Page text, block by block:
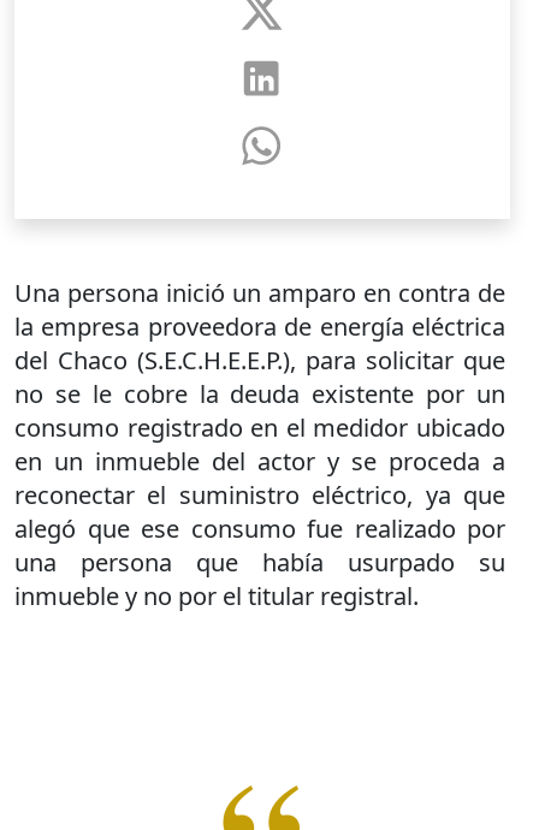
Una persona inició un amparo en contra de
la empresa proveedora de energía eléctrica
del Chaco (S.E.C.H.E.E.P.), para solicitar que
no se le cobre la deuda existente por un
consumo registrado en el medidor ubicado
en un inmueble del actor y se proceda a
reconectar el suministro eléctrico, ya que
alegó que ese consumo fue realizado por
una persona que había usurpado su
inmueble y no por el titular registral.